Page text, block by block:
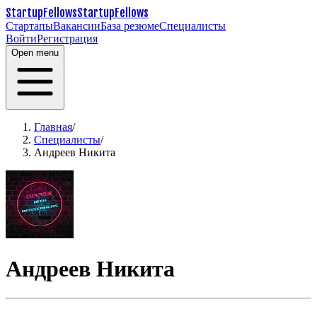
StartupFellowsStartupFellows
СтартапыВакансииБаза резюмеСпециалисты
ВойтиРегистрация
Open menu
Главная/
Специалисты/
Андреев Никита
Андреев Никита